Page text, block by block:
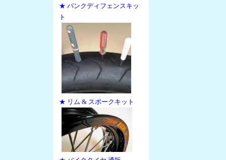
★ パンクディフェンスキッ
ト
★ リム & スポークキット